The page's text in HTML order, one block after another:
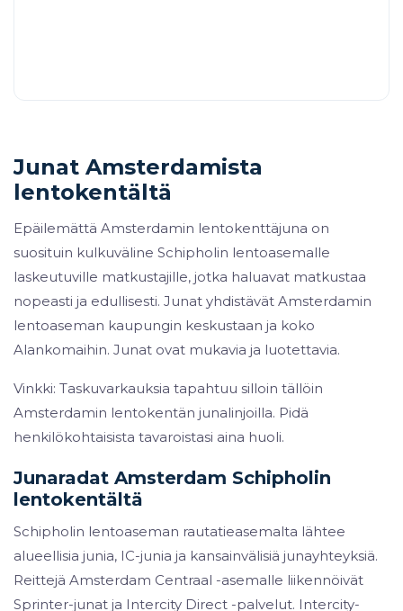
Junat Amsterdamista
lentokentältä
Epäilemättä Amsterdamin lentokenttäjuna on
suosituin kulkuväline Schipholin lentoasemalle
laskeutuville matkustajille, jotka haluavat matkustaa
nopeasti ja edullisesti. Junat yhdistävät Amsterdamin
lentoaseman kaupungin keskustaan ja koko
Alankomaihin. Junat ovat mukavia ja luotettavia.
Vinkki: Taskuvarkauksia tapahtuu silloin tällöin
Amsterdamin lentokentän junalinjoilla. Pidä
henkilökohtaisista tavaroistasi aina huoli.
Junaradat Amsterdam Schipholin
lentokentältä
Schipholin lentoaseman rautatieasemalta lähtee
alueellisia junia, IC-junia ja kansainvälisiä junayhteyksiä.
Reittejä Amsterdam Centraal -asemalle liikennöivät
Sprinter-junat ja Intercity Direct -palvelut. Intercity-